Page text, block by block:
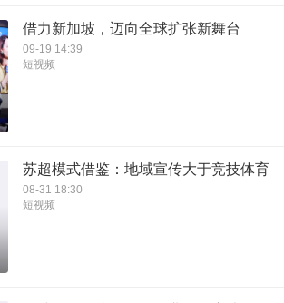
借力新加坡，迈向全球扩张新舞台
09-19 14:39
短视频
苏超模式借鉴：地域宣传大于竞技体育
08-31 18:30
短视频